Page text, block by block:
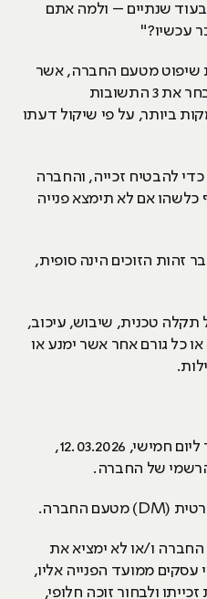
שנתיים – ולמה אתם
עכשיו?"
שיפוט מטעם החברה, אשר
יבחן את ההודעות שנשלחו ויבחר את 3 התשובות
ביותר, על פי שיקול דעתו
כדי להבטיח זכייה, והחברה
אם לא תימצא פנייה
זהות הזוכים הינה סופית,
תקלה טכנית, שיבוש, עיכוב,
כל גורם אחר אשר ימנע או
5.1. הכרזת הזוכים תתבצע עד ליום חמישי, 12.03.2026,
של החברה.
החברה ו/או לא ימציא את
הנדרשים בתוך 5 ימי עסקים ממועד הפנייה אליו,
ולבחור זוכה חלופי,